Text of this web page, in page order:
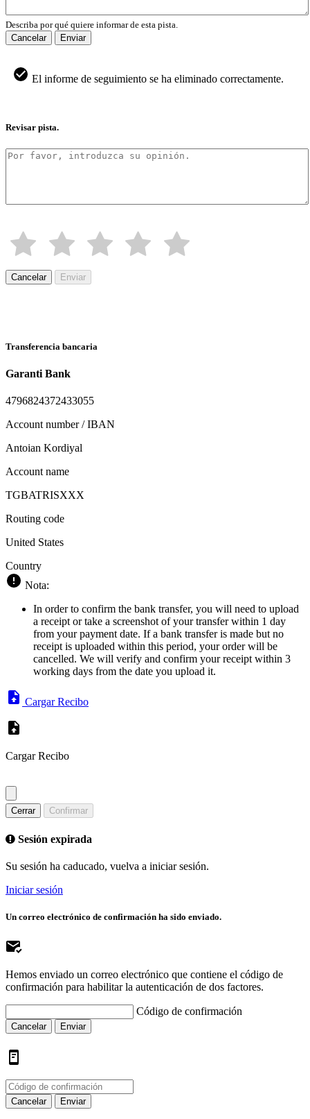
Describa por qué quiere informar de esta pista.
Cancelar
Enviar
El informe de seguimiento se ha eliminado correctamente.
Revisar pista.
Cancelar Enviar
Transferencia bancaria
Garanti Bank
4796824372433055
Account number / IBAN
Antoian Kordiyal
Account name
TGBATRISXXX
Routing code
United States
Country
Nota:
In order to confirm the bank transfer, you will need to upload
a receipt or take a screenshot of your transfer within 1 day
from your payment date. If a bank transfer is made but no
receipt is uploaded within this period, your order will be
cancelled. We will verify and confirm your receipt within 3
working days from the date you upload it.
Cargar Recibo
Cargar Recibo
Cerrar Confirmar
Sesión expirada
Su sesión ha caducado, vuelva a iniciar sesión.
Iniciar sesión
Un correo electrónico de confirmación ha sido enviado.
Hemos enviado un correo electrónico que contiene el código de
confirmación para habilitar la autenticación de dos factores.
Código de confirmación
Cancelar Enviar
Cancelar Enviar